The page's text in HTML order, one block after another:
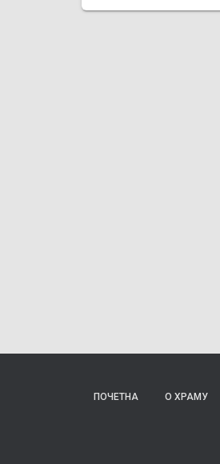
ПОЧЕТНА О ХРАМУ